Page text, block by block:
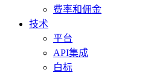
费率和佣金
技术
平台
API集成
白标